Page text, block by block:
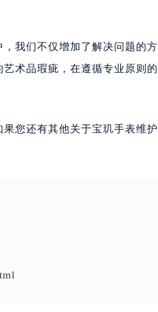
我们不仅增加了解决问题的
术品瑕疵，在遵循专业原则
果您还有其他关于宝玑手表维